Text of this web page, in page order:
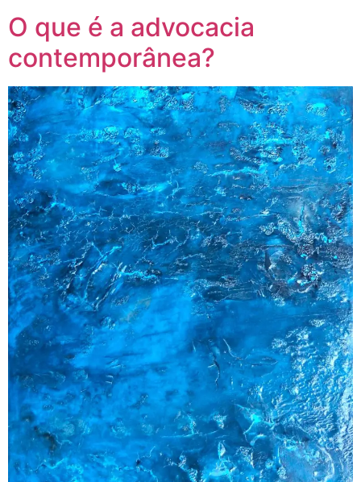
O que é a advocacia
contemporânea?